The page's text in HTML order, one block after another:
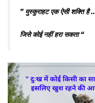
” मुस्कुराहट एक ऐसी शक्ति है ..
जिसे कोई नहीं हरा सकता “